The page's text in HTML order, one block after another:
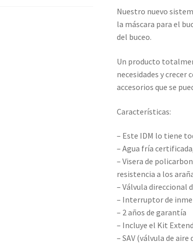
Nuestro nuevo
la máscara para el
del buceo.
Un producto
necesidades y crecer
accesorios que se
Características:
– Este IDM lo tiene
– Agua fría
– Visera de
resistencia a los
– Válvula direccional
– Interruptor de
– 2 años de garantía
– Incluye el Kit
– SAV (válvula de